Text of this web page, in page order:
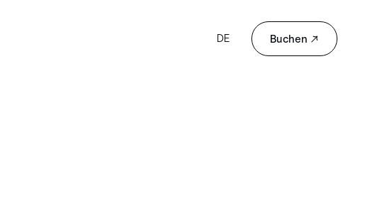
DE Buchen→